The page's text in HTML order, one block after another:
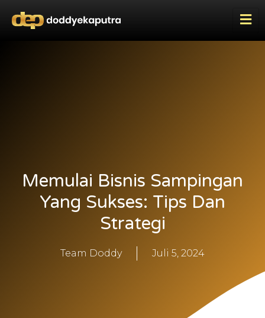
Memulai Bisnis Sampingan
Yang Sukses: Tips Dan
Strategi
Team Doddy Juli 5, 2024